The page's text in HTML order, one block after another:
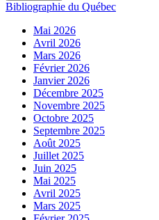
Bibliographie du Québec
Mai 2026
Avril 2026
Mars 2026
Février 2026
Janvier 2026
Décembre 2025
Novembre 2025
Octobre 2025
Septembre 2025
Août 2025
Juillet 2025
Juin 2025
Mai 2025
Avril 2025
Mars 2025